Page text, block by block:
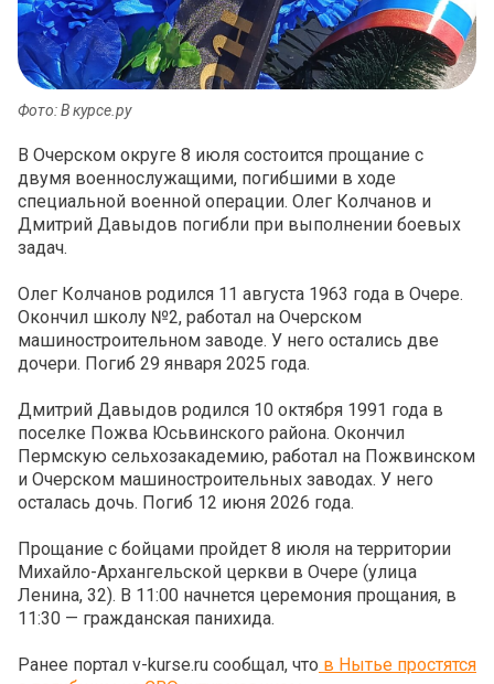
Фото: В курсе.ру
В Очерском округе 8 июля состоится прощание с
двумя военнослужащими, погибшими в ходе
специальной военной операции. Олег Колчанов и
Дмитрий Давыдов погибли при выполнении боевых
задач.
Олег Колчанов родился 11 августа 1963 года в Очере.
Окончил школу №2, работал на Очерском
машиностроительном заводе. У него остались две
дочери. Погиб 29 января 2025 года.
Дмитрий Давыдов родился 10 октября 1991 года в
поселке Пожва Юсьвинского района. Окончил
Пермскую сельхозакадемию, работал на Пожвинском
и Очерском машиностроительных заводах. У него
осталась дочь. Погиб 12 июня 2026 года.
Прощание с бойцами пройдет 8 июля на территории
Михайло-Архангельской церкви в Очере (улица
Ленина, 32). В 11:00 начнется церемония прощания, в
11:30 — гражданская панихида.
Ранее портал v-kurse.ru сообщал, что в Нытье простятся